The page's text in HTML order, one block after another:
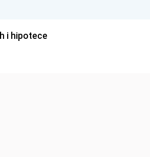
i hipotece